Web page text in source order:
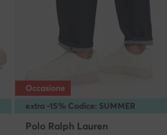
extra -15% Codice: SUMMER
Occasione
Polo Ralph Lauren